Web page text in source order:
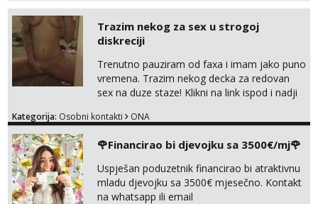
Trazim nekog za sex u strogoj
diskreciji
Trenutno pauziram od faxa i imam jako puno
vremena. Trazim nekog decka za redovan
sex na duze staze! Klikni na link ispod i nadji
Kategorija: Osobni kontakti ONA
🌹Financirao bi djevojku sa 3500€/mj🌹
Uspješan poduzetnik financirao bi atraktivnu
mladu djevojku sa 3500€ mjesečno. Kontakt
na whatsapp ili email